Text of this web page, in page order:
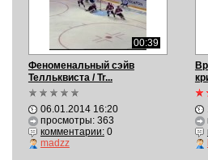
00:39
Феноменальный сэйв
Телльквиста / Tr...
06.01.2014 16:20
просмотры: 363
комментарии:0
madzz